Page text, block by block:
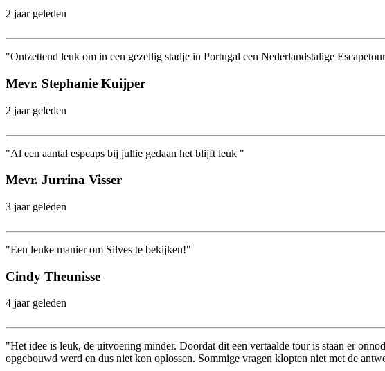
2 jaar geleden
"Ontzettend leuk om in een gezellig stadje in Portugal een Nederlandstalige
Mevr. Stephanie Kuijper
2 jaar geleden
"Al een aantal espcaps bij jullie gedaan het blijft leuk "
Mevr. Jurrina Visser
3 jaar geleden
"Een leuke manier om Silves te bekijken!"
Cindy Theunisse
4 jaar geleden
"Het idee is leuk, de uitvoering minder. Doordat dit een vertaalde tour is staan er
opgebouwd werd en dus niet kon oplossen. Sommige vragen klopten niet met de